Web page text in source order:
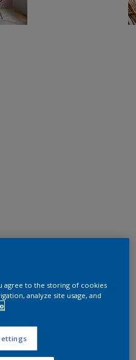
agree to the storing of cookies
analyze site usage, and